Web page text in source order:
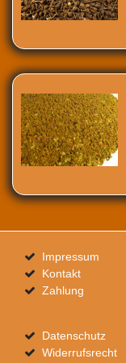
Impressum
Kontakt
Zahlung
Datenschutz
Widerrufsrecht